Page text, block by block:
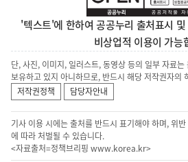
'텍스트'에 한하여 공공누리 출처표시
비상업적 이용이 가능
단, 사진, 이미지, 일러스트, 동영상 등의 일부 자료
보유하고 있지 아니하므로, 반드시 해당 저작권자의
저작권정책
담당자안내
기사 이용 시에는 출처를 반드시 표기해야 하며, 위반
에 따라 처벌될 수 있습니다.
<자료출처=정책브리핑 www.korea.kr>